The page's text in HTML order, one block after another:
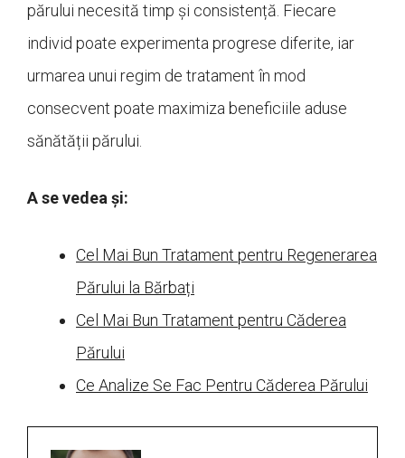
părului necesită timp și consistență. Fiecare
individ poate experimenta progrese diferite, iar
urmarea unui regim de tratament în mod
consecvent poate maximiza beneficiile aduse
sănătății părului.
A se vedea și:
Cel Mai Bun Tratament pentru Regenerarea
Părului la Bărbați
Cel Mai Bun Tratament pentru Căderea
Părului
Ce Analize Se Fac Pentru Căderea Părului